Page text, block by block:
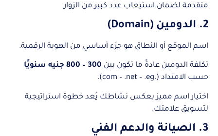
متقدمة لضمان استيعاب عدد كبير من الزوار.
2. الدومين (Domain)
اسم الموقع أو النطاق هو جزء أساسي من الهوية الرقمية.
تكلفة الدومين عادةً ما تكون بين 300 – 800 جنيه سنويًا
حسب الامتداد (.com – .net – .eg).
اختيار اسم مميز يعكس نشاطك يُعد خطوة استراتيجية
لتسويق علامتك.
3. الصيانة والدعم الفني